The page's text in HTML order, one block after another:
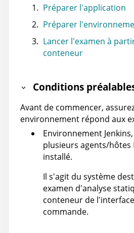
Préparer l'application
Préparer
Lancer l'examen à
conteneur
Conditions
Avant de commencer,
environnement répond aux
Environnement
plusieurs agents/hôtes
installé.
Il s'agit du système
examen d'analyse
conteneur de
commande.